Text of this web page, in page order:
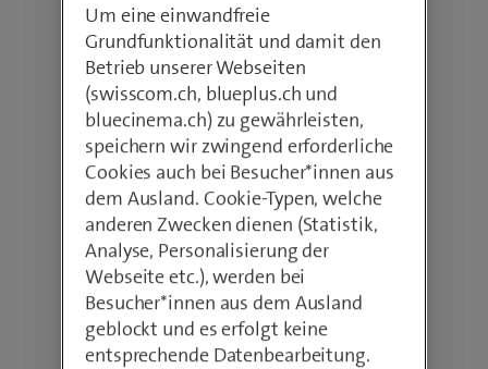
Smartphone passt. Kombinieren Sie
Ihre neue Smartwatch mit einem blue
Mobile Abo und geniessen Sie das
beste Netz der Schweiz. Profitieren Sie
von kostenloser Lieferung ab einem
Bestellwert von CHF 50.–, 14 Tagen
Rückgaberecht und 2 Jahren Garantie.
Um eine einwandfreie
Grundfunktionalität und damit den
Betrieb unserer Webseiten
(swisscom.ch, blueplus.ch und
bluecinema.ch) zu gewährleisten,
speichern wir zwingend erforderliche
Cookies auch bei Besucher*innen aus
dem Ausland. Cookie-Typen, welche
anderen Zwecken dienen (Statistik,
Analyse, Personalisierung der
Webseite etc.), werden bei
Besucher*innen aus dem Ausland
geblockt und es erfolgt keine
entsprechende Datenbearbeitung.